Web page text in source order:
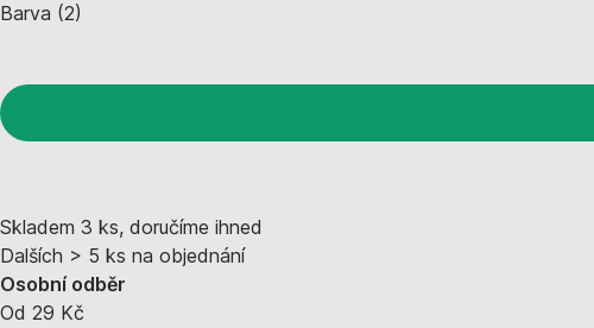
Barva (2)
Skladem 3 ks, doručíme ihned
Dalších > 5 ks na objednání
Osobní odběr
Od 29 Kč